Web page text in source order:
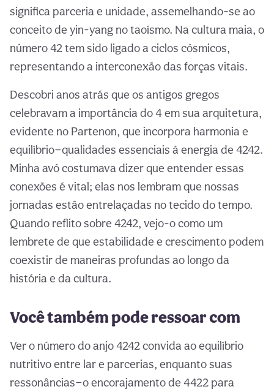
significa parceria e unidade, assemelhando-se ao
conceito de yin-yang no taoísmo. Na cultura maia, o
número 42 tem sido ligado a ciclos cósmicos,
representando a interconexão das forças vitais.
Descobri anos atrás que os antigos gregos
celebravam a importância do 4 em sua arquitetura,
evidente no Partenon, que incorpora harmonia e
equilíbrio—qualidades essenciais à energia de 4242.
Minha avó costumava dizer que entender essas
conexões é vital; elas nos lembram que nossas
jornadas estão entrelaçadas no tecido do tempo.
Quando reflito sobre 4242, vejo-o como um
lembrete de que estabilidade e crescimento podem
coexistir de maneiras profundas ao longo da
história e da cultura.
Você também pode ressoar com
Ver o número do anjo 4242 convida ao equilíbrio
nutritivo entre lar e parcerias, enquanto suas
ressonâncias—o encorajamento de 4422 para